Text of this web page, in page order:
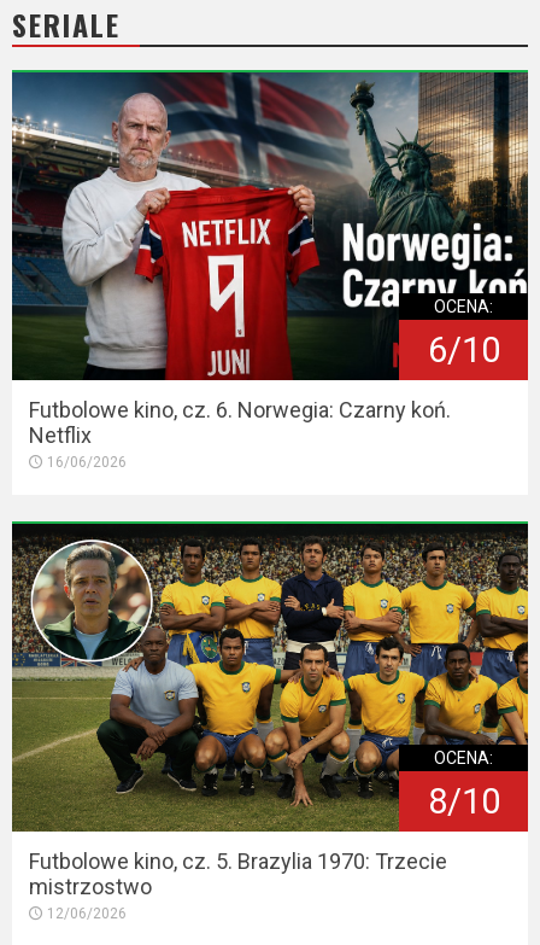
SERIALE
OCENA:
6/10
Futbolowe kino, cz. 6. Norwegia: Czarny koń.
Netflix
16/06/2026
OCENA:
8/10
Futbolowe kino, cz. 5. Brazylia 1970: Trzecie
mistrzostwo
12/06/2026